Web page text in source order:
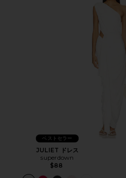
ベストセラー
JULIET ドレス
superdown
$88